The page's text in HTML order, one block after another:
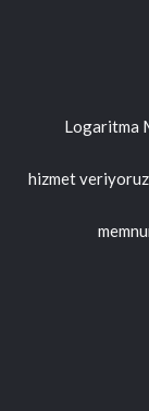
Logaritma
hizmet